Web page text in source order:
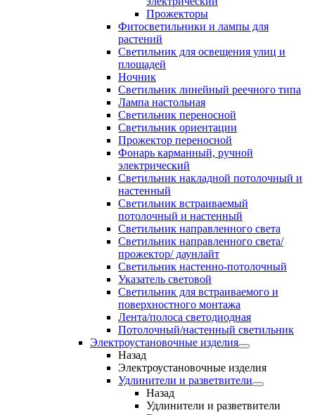
Прожекторы
Фитосветильники и лампы для
растений
Светильник для освещения улиц и
площадей
Ночник
Светильник линейный реечного типа
Лампа настольная
Светильник переносной
Светильник ориентации
Прожектор переносной
Фонарь карманный, ручной
электрический
Светильник накладной потолочный и
настенный
Светильник встраиваемый
потолочный и настенный
Светильник направленного света
Светильник направленного света/
прожектор/ даунлайт
Светильник настенно-потолочный
Указатель световой
Светильник для встраиваемого и
поверхностного монтажа
Лента/полоса светодиодная
Потолочный/настенный светильник
Электроустановочные изделия
Назад
Электроустановочные изделия
Удлинители и разветвители
Назад
Удлинители и разветвители